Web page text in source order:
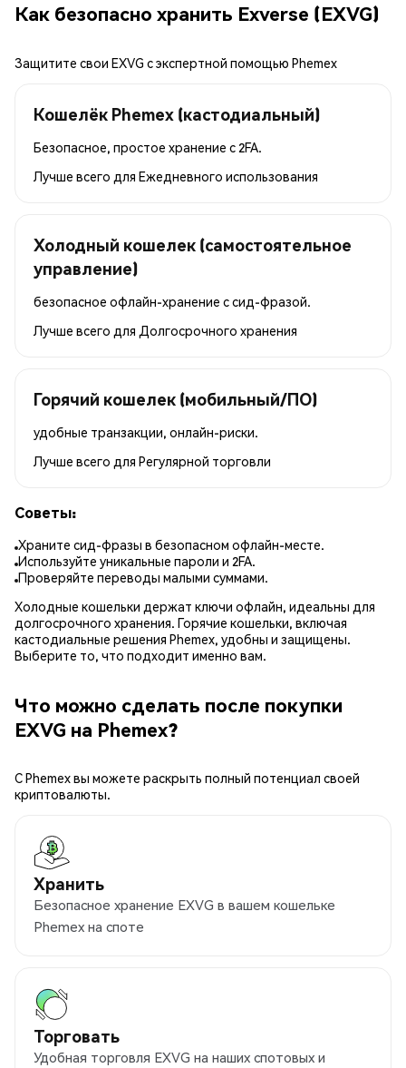
Как безопасно хранить Exverse (EXVG)
Защитите свои EXVG с экспертной помощью Phemex
Кошелёк Phemex (кастодиальный)
Безопасное, простое хранение с 2FA.
Лучше всего для Ежедневного использования
Холодный кошелек (самостоятельное
управление)
безопасное офлайн-хранение с сид-фразой.
Лучше всего для Долгосрочного хранения
Горячий кошелек (мобильный/ПО)
удобные транзакции, онлайн-риски.
Лучше всего для Регулярной торговли
Советы:
Храните сид-фразы в безопасном офлайн-месте.
Используйте уникальные пароли и 2FA.
Проверяйте переводы малыми суммами.
Холодные кошельки держат ключи офлайн, идеальны для
долгосрочного хранения. Горячие кошельки, включая
кастодиальные решения Phemex, удобны и защищены.
Выберите то, что подходит именно вам.
Что можно сделать после покупки
EXVG на Phemex?
С Phemex вы можете раскрыть полный потенциал своей
криптовалюты.
Хранить
Безопасное хранение EXVG в вашем кошельке
Phemex на споте
Торговать
Удобная торговля EXVG на наших спотовых и